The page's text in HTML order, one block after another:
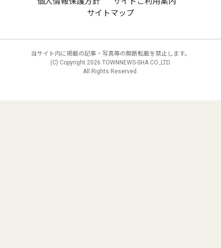
サイトマップ
当サイト内に掲載の記事・写真等の無断転載を禁止します。
(C) Copyright 2026 TOWNNEWS-SHA CO.,LTD.
All Rights Reserved.